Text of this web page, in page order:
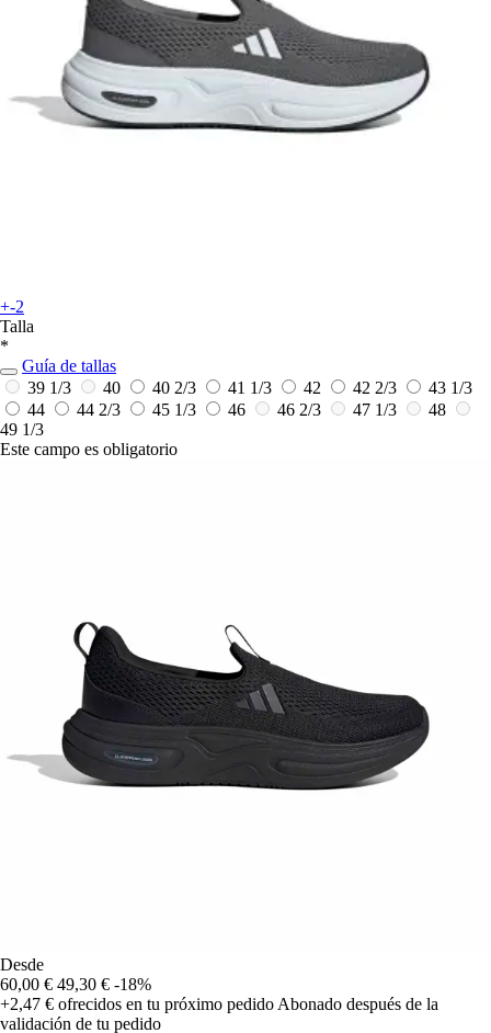
+-2
Talla
*
Guía de tallas
39 1/3
40 40 2/3 41 1/3 42 42 2/3
43 1/3
44
44 2/3 45 1/3 46 46 2/3 47 1/3
48
49 1/3
Este campo es obligatorio
Desde
60,00 € 49,30 € -18%
+2,47 € ofrecidos en tu próximo pedido Abonado después de la
validación de tu pedido